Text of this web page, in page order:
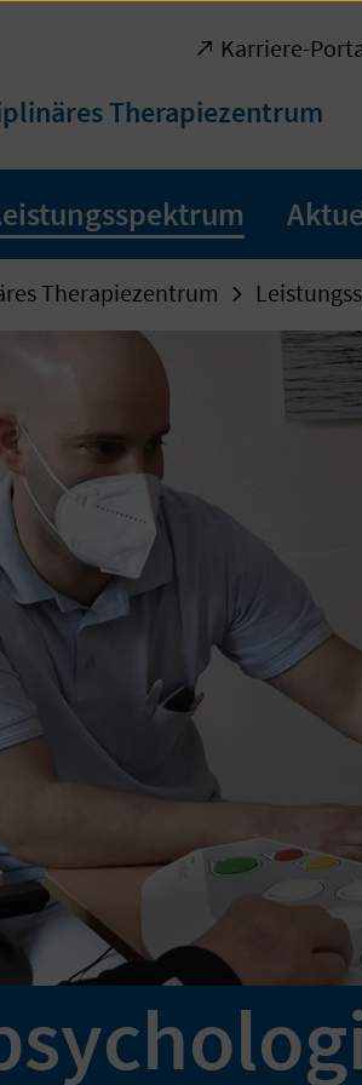
Therapiezentrum
Karriere-
Therapiezentrum